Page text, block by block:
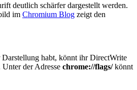
deutlich schärfer dargestellt werden.
im Chromium Blog zeigt den
habt, könnt ihr DirectWrite
der Adresse chrome://flags/könnt